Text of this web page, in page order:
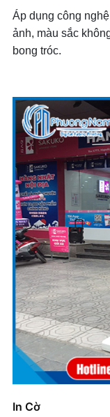
Áp dụng công
ảnh, màu sắc
bong tróc.
In Cờ